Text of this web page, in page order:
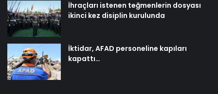
İhraçları istenen teğmenlerin dosyası
ikinci kez disiplin kurulunda
İktidar, AFAD personeline kapıları
kapattı…